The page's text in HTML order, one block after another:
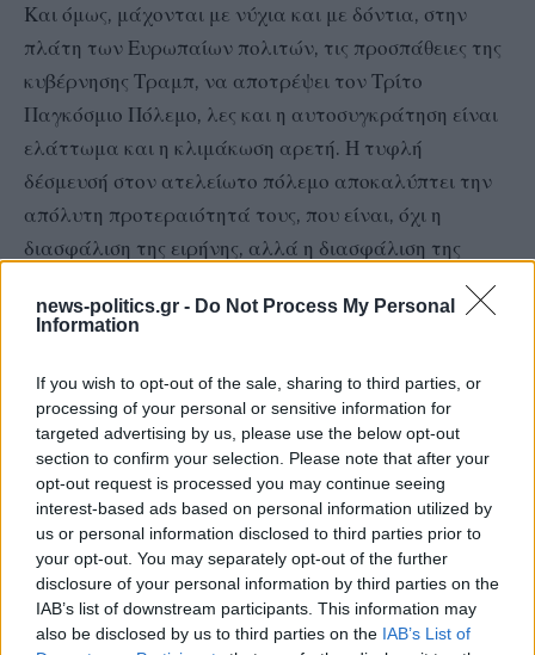
news-politics.gr - Do Not Process My Personal
Information
If you wish to opt-out of the sale, sharing to third parties, or
processing of your personal or sensitive information for
targeted advertising by us, please use the below opt-out
section to confirm your selection. Please note that after your
opt-out request is processed you may continue seeing
interest-based ads based on personal information utilized by
us or personal information disclosed to third parties prior to
your opt-out. You may separately opt-out of the further
disclosure of your personal information by third parties on the
IAB’s list of downstream participants. This information may
also be disclosed by us to third parties on the IAB’s List of
Και όμως, μάχονται με νύχια και με δόντια, στην
πλάτη των Ευρωπαίων πολιτών, τις προσπάθειες της
κυβέρνησης Τραμπ, να αποτρέψει τον Τρίτο
Παγκόσμιο Πόλεμο, λες και η αυτοσυγκράτηση είναι
ελάττωμα και η κλιμάκωση αρετή. Η τυφλή
δέσμευσή στον ατελείωτο πόλεμο αποκαλύπτει την
απόλυτη προτεραιότητά τους, που είναι, όχι η
διασφάλιση της ειρήνης, αλλά η διασφάλιση της
παραμονής σε μια σύγκρουση χωρίς καθορισμένους
όρους νίκης και χωρίς στρατηγική εξόδου,
Ας μας πει λοιπόν το Κόμμα του Πολέμου, ποιοι είναι
οι στρατηγικοί στόχοι της συνεχιζόμενης εμπλοκής
στην Ουκρανία; Ποια στρατιωτική δύναμη θα
χρειαστεί για την υλοποίηση αυτών των
στρατηγικών στόχων; Χωρίς την ανάπτυξη
αμερικανικών στρατευμάτων στην Ουκρανία, ποιος
θα διεξάγει αυτόν τον πόλεμο; Ποια, είναι, μια
ρεαλιστική και δίκαιη ειρήνη σε αυτήν τη σύγκρουση;